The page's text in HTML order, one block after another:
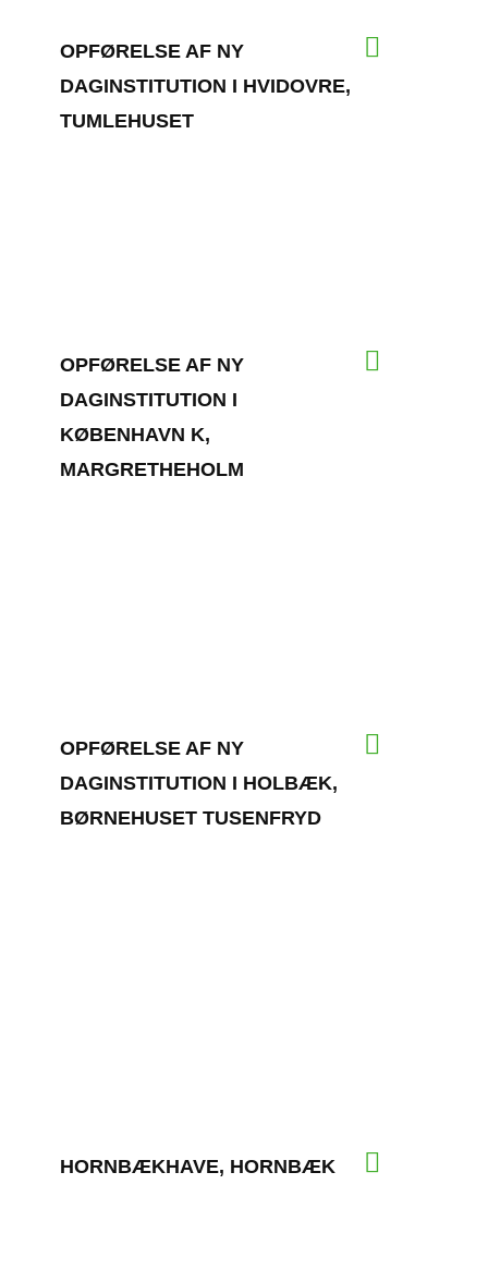
OPFØRELSE AF NY
DAGINSTITUTION I HVIDOVRE,
TUMLEHUSET
OPFØRELSE AF NY
DAGINSTITUTION I
KØBENHAVN K,
MARGRETHEHOLM
OPFØRELSE AF NY
DAGINSTITUTION I HOLBÆK,
BØRNEHUSET TUSENFRYD
HORNBÆKHAVE, HORNBÆK